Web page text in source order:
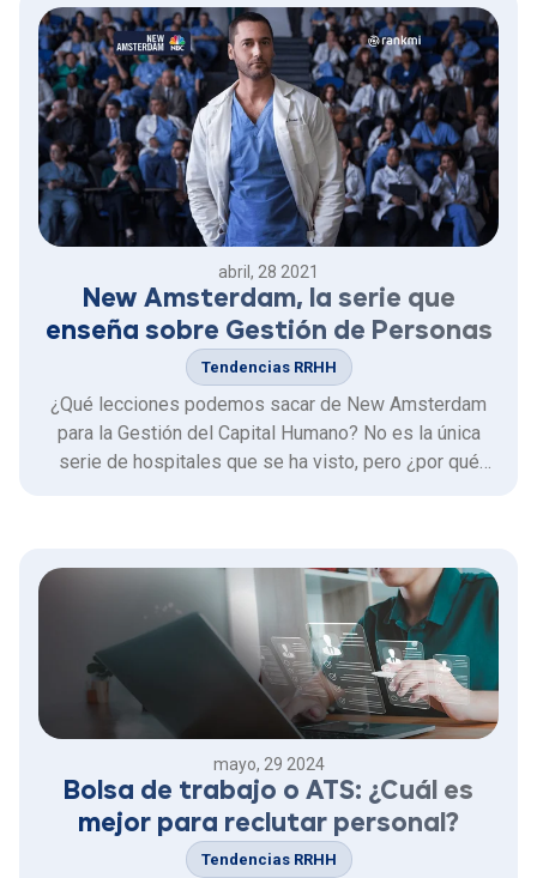
abril, 28 2021
New Amsterdam, la serie que
enseña sobre Gestión de Personas
Tendencias RRHH
¿Qué lecciones podemos sacar de New Amsterdam
para la Gestión del Capital Humano? No es la única
serie de hospitales que se ha visto, pero ¿por qué
de Netflix? ¿Qué …
mayo, 29 2024
Bolsa de trabajo o ATS: ¿Cuál es
mejor para reclutar personal?
Tendencias RRHH